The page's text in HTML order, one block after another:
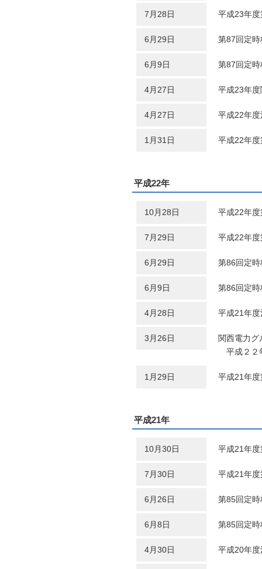
7月28日 平成23年
6月29日 第87回定
6月9日 第87回定
4月27日 平成23年
4月27日 平成22年
1月31日 平成22年
平成22年
10月28日 平成22年
7月29日 平成22年
6月29日 第86回定
6月9日 第86回定
4月28日 平成21年
3月26日
関西電力グ
平成２２
1月29日 平成21年
平成21年
10月30日 平成21年
7月30日 平成21年
6月26日 第85回定
6月8日 第85回定
4月30日 平成20年